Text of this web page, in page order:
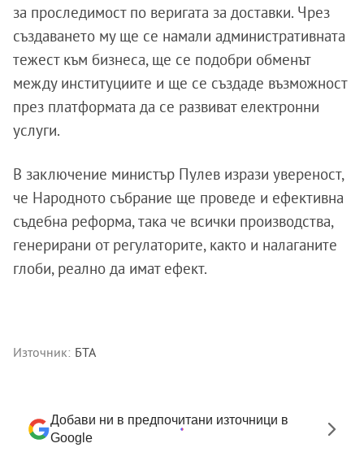
за проследимост по веригата за доставки. Чрез
създаването му ще се намали административната
тежест към бизнеса, ще се подобри обменът
между институциите и ще се създаде възможност
през платформата да се развиват електронни
услуги.
В заключение министър Пулев изрази увереност,
че Народното събрание ще проведе и ефективна
съдебна реформа, така че всички производства,
генерирани от регулаторите, както и налаганите
глоби, реално да имат ефект.
Източник: БТА
Добави ни в предпочитани източници в
Google